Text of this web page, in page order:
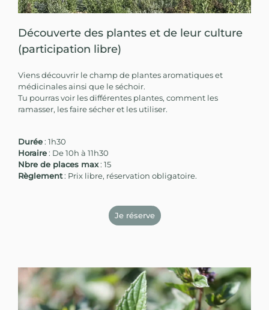
Découverte des plantes et de leur culture
(participation libre)
Viens découvrir le champ de plantes aromatiques et
médicinales ainsi que le séchoir.
Tu pourras voir les différentes plantes, comment les
ramasser, les faire sécher et les utiliser.
Durée: 1h30
Horaire: De 10h à 11h30
Nbre de places max: 15
Règlement: Prix libre, réservation obligatoire.
Je réserve